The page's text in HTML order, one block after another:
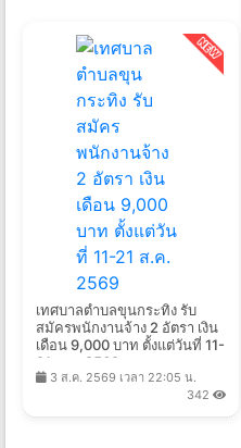
เทศบาลตำบลขุนกระทิง รับ
สมัครพนักงานจ้าง 2 อัตรา เงิน
เดือน 9,000 บาท ตั้งแต่วันที่ 11-
21 ส.ค. 2569
3 ส.ค. 2569 เวลา 22:05 น.
342